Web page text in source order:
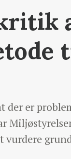
er
vurdere